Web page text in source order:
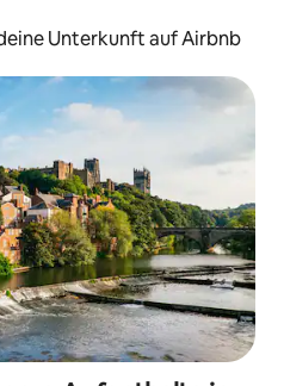
Unterkunft auf Airbnb